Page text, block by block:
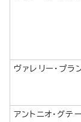
ヴァレリー・プラ
アントニオ・グテ